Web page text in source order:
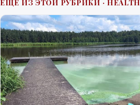
ЕЩЁ ИЗ ЭТОЙ РУБРИКИ · HEALTH